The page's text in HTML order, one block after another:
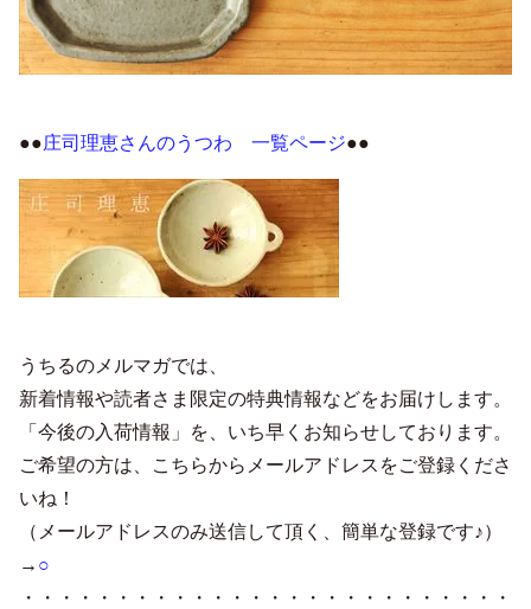
●●庄司理恵さんのうつわ 一覧ページ●●
うちるのメルマガでは、
新着情報や読者さま限定の特典情報などをお届けします。
「今後の入荷情報」を、いち早くお知らせしております。
ご希望の方は、こちらからメールアドレスをご登録くださ
いね！
（メールアドレスのみ送信して頂く、簡単な登録です♪）
→ ○
・・・・・・・・・・・・・・・・・・・・・・・・・・